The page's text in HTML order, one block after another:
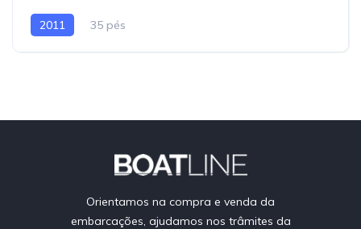
2011 35 pés
Orientamos na compra e venda da
embarcações, ajudamos nos trâmites da